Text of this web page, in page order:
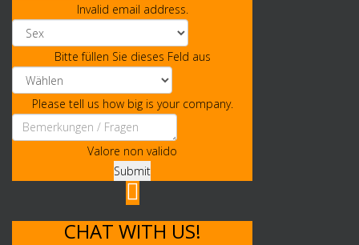
Invalid email address.
Bitte füllen Sie dieses Feld aus
Please tell us how big is your company.
Valore non valido
Submit
CHAT WITH US!